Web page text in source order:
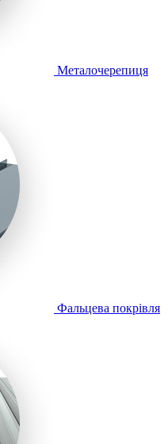
Металочерепиця
Фальцева покрівля